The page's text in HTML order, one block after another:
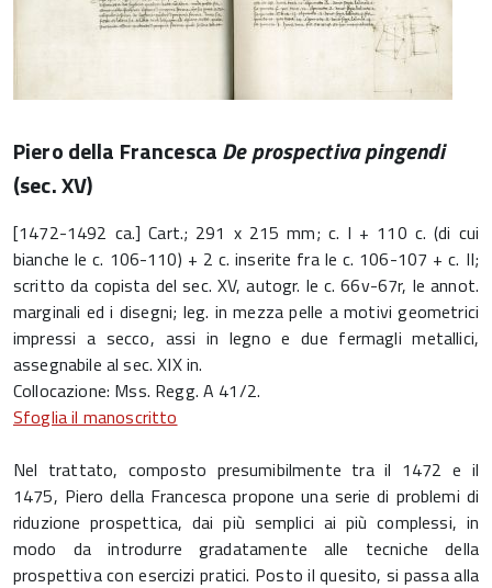
Piero della FrancescaDe prospectiva pingendi
(sec. XV)
[1472-1492 ca.] Cart.; 291 x 215 mm; c. I + 110 c. (di cui
bianche le c. 106-110) + 2 c. inserite fra le c. 106-107 + c. II;
scritto da copista del sec. XV, autogr. le c. 66v-67r, le annot.
marginali ed i disegni; leg. in mezza pelle a motivi geometrici
impressi a secco, assi in legno e due fermagli metallici,
assegnabile al sec. XIX in.
Collocazione: Mss. Regg. A 41/2.
Sfoglia il manoscritto
Nel trattato, composto presumibilmente tra il 1472 e il
1475, Piero della Francesca propone una serie di problemi di
riduzione prospettica, dai più semplici ai più complessi, in
modo da introdurre gradatamente alle tecniche della
prospettiva con esercizi pratici. Posto il quesito, si passa alla